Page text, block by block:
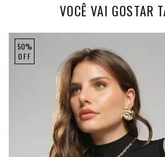
VOCÊ VAI GOSTAR
50%
OFF